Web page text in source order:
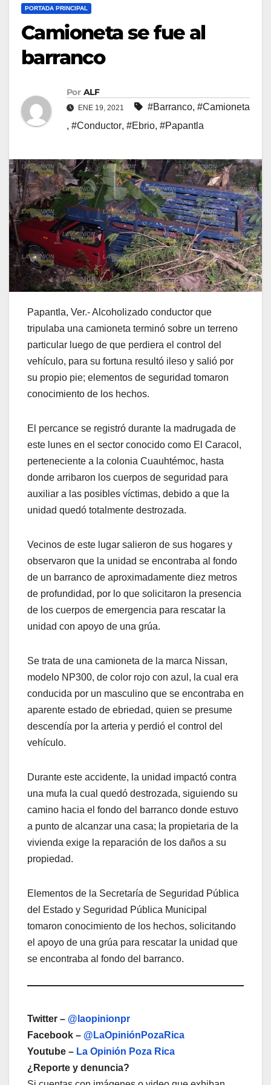
PORTADA PRINCIPAL
Camioneta se fue al
barranco
Por ALF
ENE 19, 2021 #Barranco, #Camioneta
, #Conductor, #Ebrio, #Papantla
Papantla, Ver.- Alcoholizado conductor que
tripulaba una camioneta terminó sobre un terreno
particular luego de que perdiera el control del
vehículo, para su fortuna resultó ileso y salió por
su propio pie; elementos de seguridad tomaron
conocimiento de los hechos.
El percance se registró durante la madrugada de
este lunes en el sector conocido como El Caracol,
perteneciente a la colonia Cuauhtémoc, hasta
donde arribaron los cuerpos de seguridad para
auxiliar a las posibles víctimas, debido a que la
unidad quedó totalmente destrozada.
Vecinos de este lugar salieron de sus hogares y
observaron que la unidad se encontraba al fondo
de un barranco de aproximadamente diez metros
de profundidad, por lo que solicitaron la presencia
de los cuerpos de emergencia para rescatar la
unidad con apoyo de una grúa.
Se trata de una camioneta de la marca Nissan,
modelo NP300, de color rojo con azul, la cual era
conducida por un masculino que se encontraba en
aparente estado de ebriedad, quien se presume
descendía por la arteria y perdió el control del
vehículo.
Durante este accidente, la unidad impactó contra
una mufa la cual quedó destrozada, siguiendo su
camino hacia el fondo del barranco donde estuvo
a punto de alcanzar una casa; la propietaria de la
vivienda exige la reparación de los daños a su
propiedad.
Elementos de la Secretaría de Seguridad Pública
del Estado y Seguridad Pública Municipal
tomaron conocimiento de los hechos, solicitando
el apoyo de una grúa para rescatar la unidad que
se encontraba al fondo del barranco.
Twitter – @laopinionpr
Facebook – @LaOpiniónPozaRica
Youtube – La Opinión Poza Rica
¿Reporte y denuncia?